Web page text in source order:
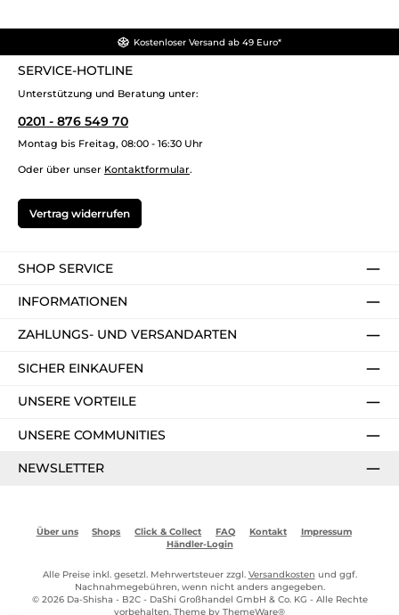
Kostenloser Versand ab 49 Euro*
SERVICE-HOTLINE
Unterstützung und Beratung unter:
0201 - 876 549 70
Montag bis Freitag, 08:00 - 16:30 Uhr
Oder über unser Kontaktformular.
Vertrag widerrufen
SHOP SERVICE
INFORMATIONEN
ZAHLUNGS- UND VERSANDARTEN
SICHER EINKAUFEN
UNSERE VORTEILE
UNSERE COMMUNITIES
NEWSLETTER
Über uns Shops Click & Collect FAQ Kontakt
Impressum
Händler-Login
Alle Preise inkl. gesetzl. Mehrwertsteuer zzgl. Versandkosten und ggf.
Nachnahmegebühren, wenn nicht anders angegeben.
© 2026 Da-Shisha - B2C - DaShi Großhandel GmbH & Co. KG - Alle Rechte
vorbehalten. Theme by ThemeWare®